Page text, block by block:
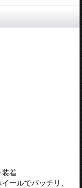
装着
ールでバッチリ、